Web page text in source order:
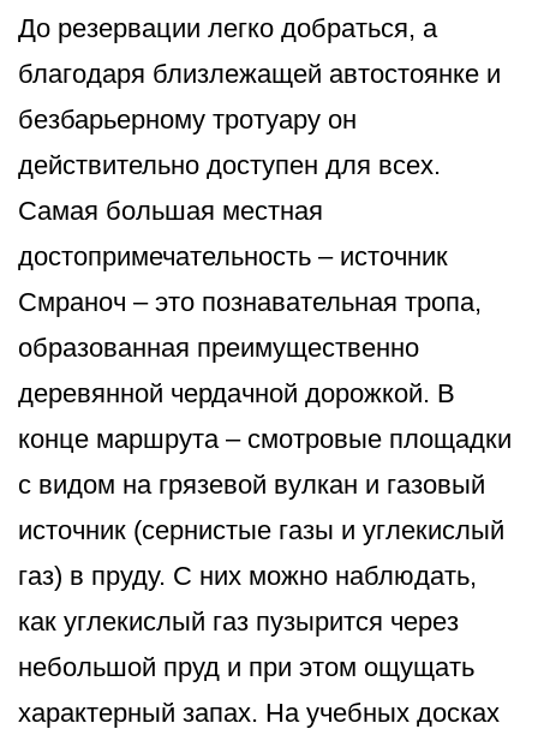
До резервации легко добраться, а
благодаря близлежащей автостоянке и
безбарьерному тротуару он
действительно доступен для всех.
Самая большая местная
достопримечат­ельность – источник
Смраноч – это познавательная тропа,
образованная преимущественно
деревянной чердачной дорожкой. В
конце маршрута – смотровые площадки
с видом на грязевой вулкан и газовый
источник (сернистые газы и углекислый
газ) в пруду. С них можно наблюдать,
как углекислый газ пузырится через
небольшой пруд и при этом ощущать
характерный запах. На учебных досках